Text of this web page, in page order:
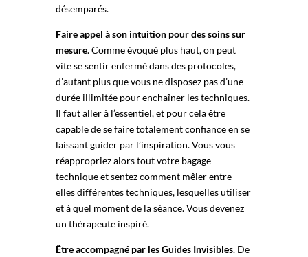
désemparés.
Faire appel à son intuition pour des soins sur
mesure. Comme évoqué plus haut, on peut
vite se sentir enfermé dans des protocoles,
d’autant plus que vous ne disposez pas d’une
durée illimitée pour enchaîner les techniques.
Il faut aller à l’essentiel, et pour cela être
capable de se faire totalement confiance en se
laissant guider par l’inspiration. Vous vous
réappropriez alors tout votre bagage
technique et sentez comment mêler entre
elles différentes techniques, lesquelles utiliser
et à quel moment de la séance. Vous devenez
un thérapeute inspiré.
Être accompagné par les Guides Invisibles. De